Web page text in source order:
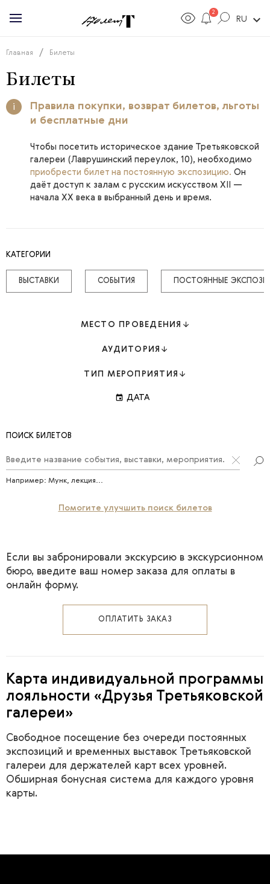
2
RU expand_more
Главная / Билеты
Билеты
i Правила покупки, возврат билетов, льготы
и бесплатные дни
Чтобы посетить историческое здание Третьяковской
галереи (Лаврушинский переулок, 10), необходимо
приобрести билет на постоянную экспозицию. Он
даёт доступ к залам с русским искусством XII —
начала XX века в выбранный день и время.
КАТЕГОРИИ
ВЫСТАВКИ СОБЫТИЯ ПОСТОЯННЫЕ
МЕСТО ПРОВЕДЕНИЯ
АУДИТОРИЯ
ТИП МЕРОПРИЯТИЯ
event ДАТА
ПОИСК БИЛЕТОВ
Например: Мунк, лекция...
Помогите улучшить поиск билетов
Если вы забронировали экскурсию в экскурсионном
бюро, введите ваш номер заказа для оплаты в
онлайн форму.
ОПЛАТИТЬ ЗАКАЗ
Карта индивидуальной программы
лояльности «Друзья Третьяковской
галереи»
Свободное посещение без очереди постоянных
экспозиций и временных выставок Третьяковской
галереи для держателей карт всех уровней.
Обширная бонусная система для каждого уровня
карты.